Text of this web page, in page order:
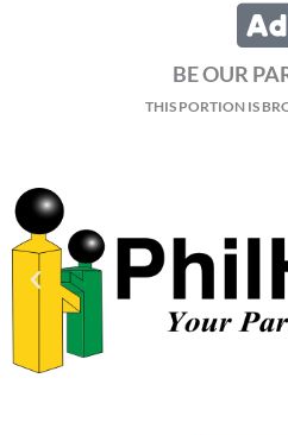
BE OUR
THIS PORTION IS